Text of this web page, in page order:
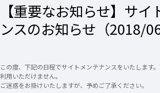
【重要なお知らせ】サイ
ンスのお知らせ（2018/
この度、下記の日程でサイトメンテナンスをいたします
利用いただけません。
ご迷惑をお掛けいたしますが、予めご了承ください。